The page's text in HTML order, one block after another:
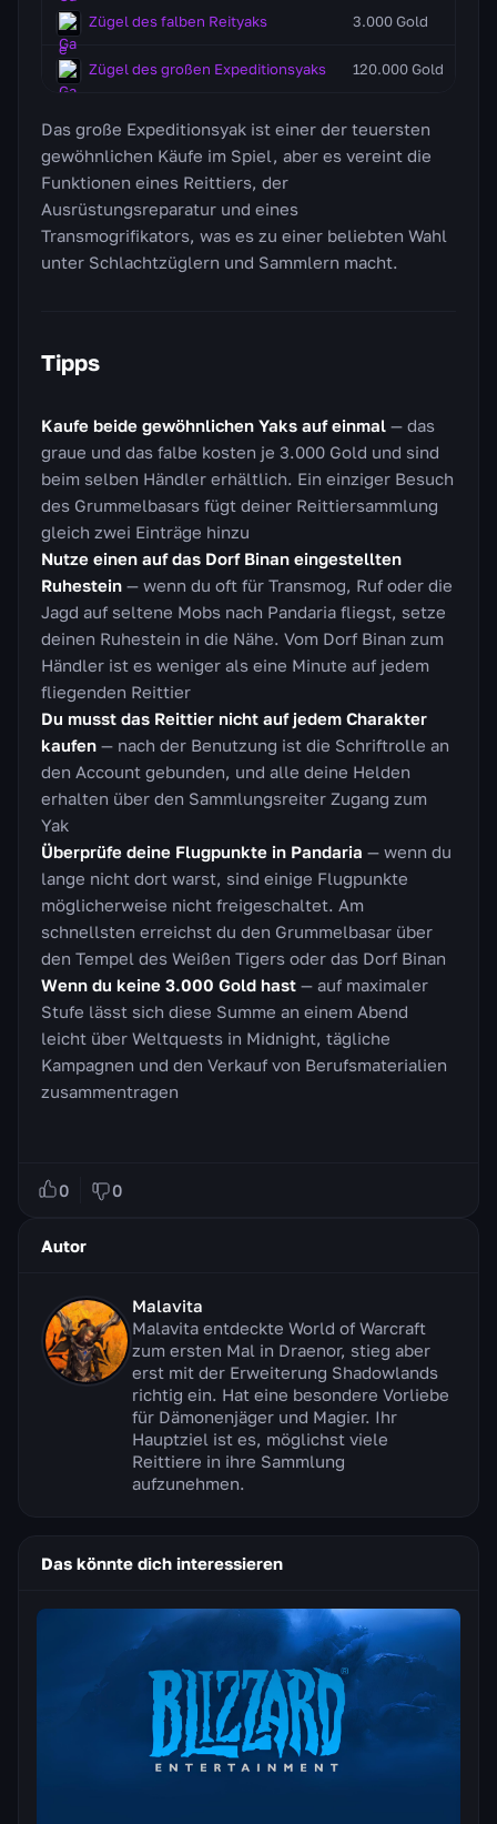
Zügel des falben Reityaks 3.000 Gold
Zügel des großen Expeditionsyaks 120.000 Gold
Das große Expeditionsyak ist einer der teuersten
gewöhnlichen Käufe im Spiel, aber es vereint die
Funktionen eines Reittiers, der
Ausrüstungsreparatur und eines
Transmogrifikators, was es zu einer beliebten Wahl
unter Schlachtzüglern und Sammlern macht.
Tipps
Kaufe beide gewöhnlichen Yaks auf einmal — das
graue und das falbe kosten je 3.000 Gold und sind
beim selben Händler erhältlich. Ein einziger Besuch
des Grummelbasars fügt deiner Reittiersammlung
gleich zwei Einträge hinzu
Nutze einen auf das Dorf Binan eingestellten
Ruhestein — wenn du oft für Transmog, Ruf oder die
Jagd auf seltene Mobs nach Pandaria fliegst, setze
deinen Ruhestein in die Nähe. Vom Dorf Binan zum
Händler ist es weniger als eine Minute auf jedem
fliegenden Reittier
Du musst das Reittier nicht auf jedem Charakter
kaufen — nach der Benutzung ist die Schriftrolle an
den Account gebunden, und alle deine Helden
erhalten über den Sammlungsreiter Zugang zum
Yak
Überprüfe deine Flugpunkte in Pandaria — wenn du
lange nicht dort warst, sind einige Flugpunkte
möglicherweise nicht freigeschaltet. Am
schnellsten erreichst du den Grummelbasar über
den Tempel des Weißen Tigers oder das Dorf Binan
Wenn du keine 3.000 Gold hast — auf maximaler
Stufe lässt sich diese Summe an einem Abend
leicht über Weltquests in Midnight, tägliche
Kampagnen und den Verkauf von Berufsmaterialien
zusammentragen
0 0
Autor
Malavita
Malavita entdeckte World of Warcraft
zum ersten Mal in Draenor, stieg aber
erst mit der Erweiterung Shadowlands
richtig ein. Hat eine besondere Vorliebe
für Dämonenjäger und Magier. Ihr
Hauptziel ist es, möglichst viele
Reittiere in ihre Sammlung
aufzunehmen.
Das könnte dich interessieren